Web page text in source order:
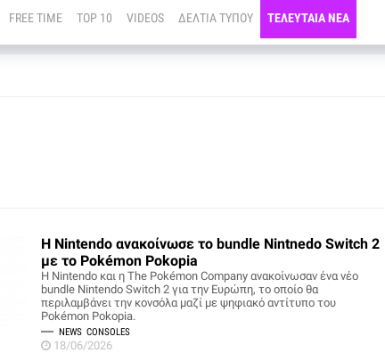
FREE TIME TOP 10 VIDEOS ΔΕΛΤΙΑ ΤΥΠΟΥ ΤΕΛΕΥΤΑΙΑ ΝΕΑ
Η Nintendo ανακοίνωσε το bundle Nintnedo Switch 2
με το Pokémon Pokopia
Η Nintendo και η The Pokémon Company ανακοίνωσαν ένα νέο
bundle Nintendo Switch 2 για την Ευρώπη, το οποίο θα
περιλαμβάνει την κονσόλα μαζί με ψηφιακό αντίτυπο του
Pokémon Pokopia.
NEWS CONSOLES
18/06/2026